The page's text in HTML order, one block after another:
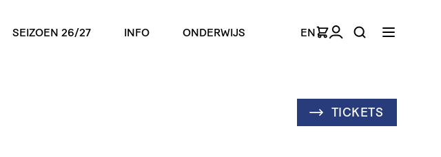
SEIZOEN 26/27 INFO ONDERWIJS EN
TICKETS